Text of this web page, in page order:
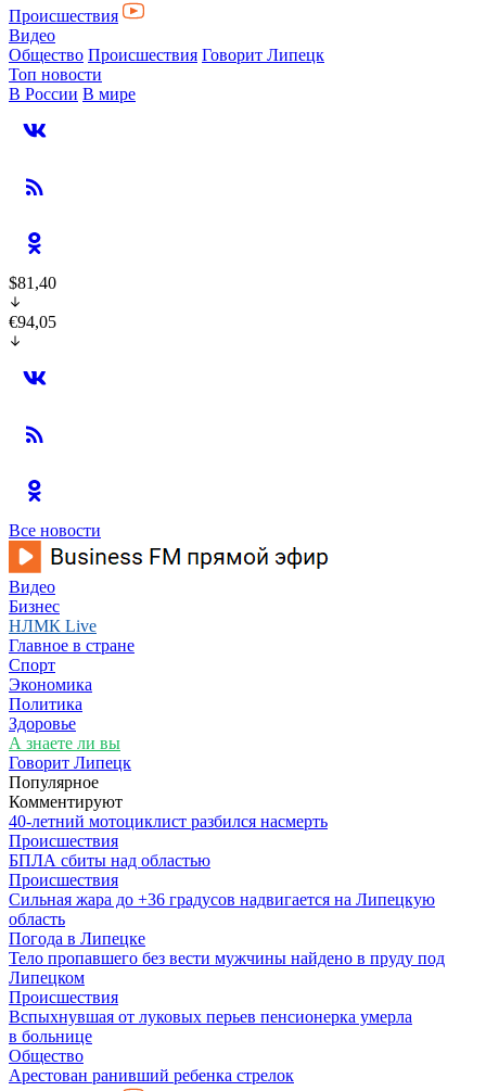
Происшествия
Видео
Общество Происшествия Говорит Липецк
Топ новости
В России В мире
$81,40
€94,05
Все новости
Видео
Бизнес
НЛМК Live
Главное в стране
Спорт
Экономика
Политика
Здоровье
А знаете ли вы
Говорит Липецк
Популярное
Комментируют
40-летний мотоциклист разбился насмерть
Происшествия
БПЛА сбиты над областью
Происшествия
Сильная жара до +36 градусов надвигается на Липецкую
область
Погода в Липецке
Тело пропавшего без вести мужчины найдено в пруду под
Липецком
Происшествия
Вспыхнувшая от луковых перьев пенсионерка умерла
в больнице
Общество
Арестован ранивший ребенка стрелок